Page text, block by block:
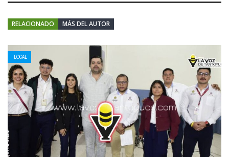
RELACIONADO MÁS DEL AUTOR
LOCAL